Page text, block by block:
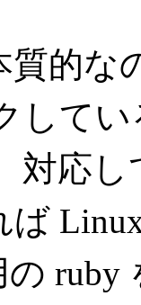
質的な
して
対応
ば
の